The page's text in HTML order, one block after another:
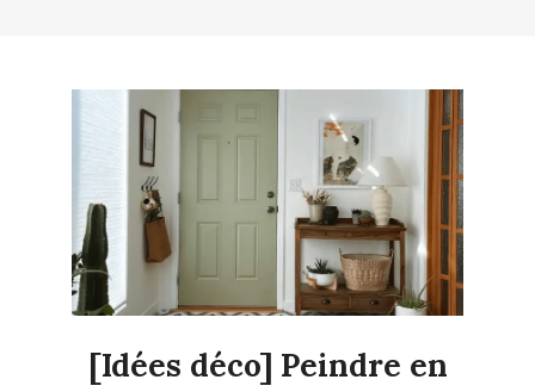
LIVING
[Idées déco] Peindre en